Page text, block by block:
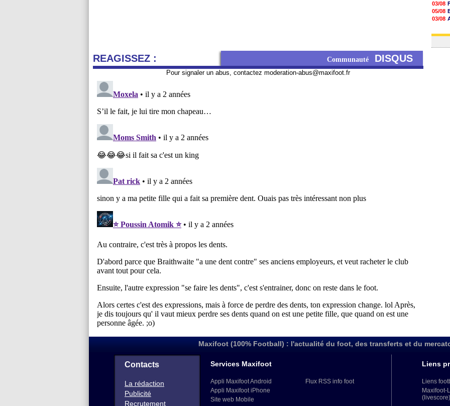
REAGISSEZ : Communauté DISQUS
Pour signaler un abus, contactez moderation-abus@maxifoot.fr
03/08
05/08
03/08
03/08
Maxifoot (100% Football) : l'actualité du foot, des transferts et du
Contacts
La rédaction
Publicité
Recrutement
Services Maxifoot
Appli Maxifoot Android
Appli Maxifoot iPhone
Site web Mobile
Flux RSS info foot
Liens
Liens
Maxifoot-
(livescore)